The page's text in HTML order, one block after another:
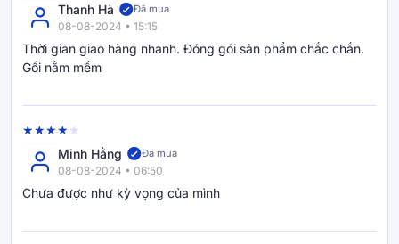
Thanh Hà Đã mua
08-08-2024 • 15:15
Thời gian giao hàng nhanh. Đóng gói sản phẩm chắc chắn.
Gối nằm mềm
Minh Hằng Đã mua
08-08-2024 • 06:50
Chưa được như kỳ vọng của mình